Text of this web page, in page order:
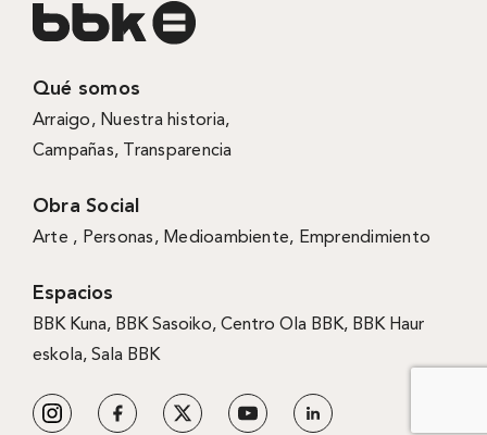
Qué somos
Arraigo, Nuestra historia,
Campañas, Transparencia
Obra Social
Arte , Personas, Medioambiente, Emprendimiento
Espacios
BBK Kuna, BBK Sasoiko, Centro Ola BBK, BBK Haur
eskola, Sala BBK